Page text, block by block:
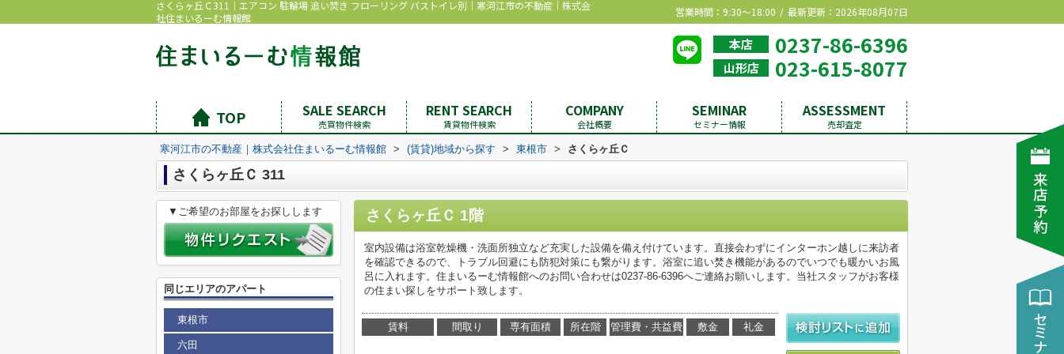
さくらヶ丘Ｃ311｜エアコン 駐輪場 追い焚き フローリング バストイレ別｜寒河江市の不動産｜株式会
社住まいるーむ情報館
営業時間：9:30～18:00 最新更新：2026年08月07日
本店 0237-86-6396
山形店 023-615-8077
TOP SALE SEARCH
売買物件検索
RENT SEARCH
賃貸物件検索
COMPANY
会社概要
SEMINAR
セミナー情報
ASSESSMENT
売却査定
寒河江市の不動産｜株式会社住まいるーむ情報館 > (賃貸)地域から探す > 東根市 > さくらヶ丘Ｃ
さくらヶ丘Ｃ 311
さくらヶ丘Ｃ 1階
室内設備は浴室乾燥機・洗面所独立など充実した設備を備え付けています。直接会わずにインターホン越しに来訪者
を確認できるので、トラブル回避にも防犯対策にも繋がります。浴室に追い焚き機能があるのでいつでも暖かいお風
呂に入れます。住まいるーむ情報館へのお問い合わせは0237-86-6396へご連絡お願いします。当社スタッフがお客様
の住まい探しをサポート致します。
賃料 間取り 専有面積 所在階 管理費・共益費 敷金 礼金
▼ご希望のお部屋をお探しします
同じエリアのアパート
東根市
六田